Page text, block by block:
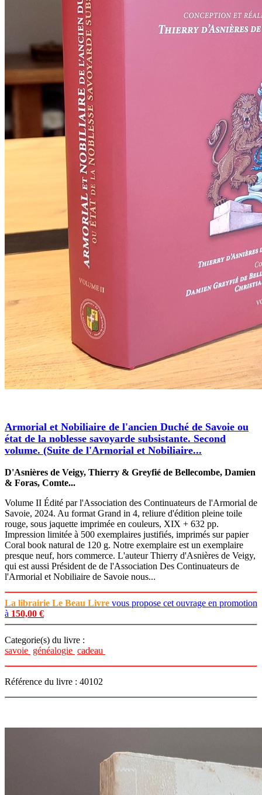
Armorial et Nobiliaire de l'ancien Duché de Savoie ou
état de la noblesse savoyarde subsistante. Second
volume. (Suite de l'Armorial et Nobiliaire...
D'Asnières de Veigy, Thierry & Greyfié de Bellecombe, Damien
& Foras, Comte...
Volume II Édité par l'Association des Continuateurs de l'Armorial de
Savoie, 2024. Au format Grand in 4, reliure d'édition pleine toile
rouge, sous jaquette imprimée en couleurs, XIX + 632 pp.
Impression limitée à 500 exemplaires justifiés, imprimés sur papier
Coral book natural de 120 g. Notre exemplaire est un exemplaire
presque neuf, hors commerce. L'auteur Thierry d'Asnières de Veigy,
qui est aussi Président de de l'Association Des Continuateurs de
l'Armorial et Nobiliaire de Savoie nous...
La librairie Le Beau Livre vous propose cet ouvrage en promotion
à 150,00 €
Categorie(s) du livre :
savoie généalogie cadeau
Référence du livre : 40102